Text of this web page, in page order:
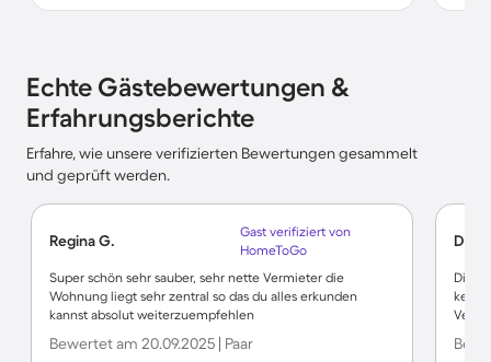
Echte Gästebewertungen &
Erfahrungsberichte
Erfahre, wie unsere verifizierten Bewertungen gesammelt
und geprüft werden.
Regina G.
Gast verifiziert von
HomeToGo
Super schön sehr sauber, sehr nette Vermieter die
Wohnung liegt sehr zentral so das du alles erkunden
kannst absolut weiterzuempfehlen
Bewertet am 20.09.2025 | Paar
Die
kein